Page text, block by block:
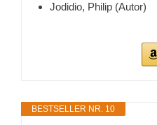
Jodidio, Philip (Autor)
BESTSELLER NR. 10